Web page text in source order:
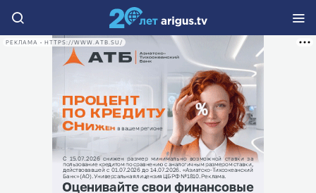
РЕКЛАМА • HTTPS://WWW.ATB.SU/